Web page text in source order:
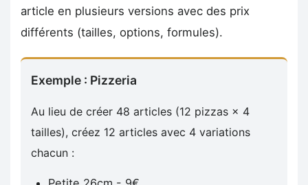
article en plusieurs versions avec des prix
différents (tailles, options, formules).
Exemple : Pizzeria
Au lieu de créer 48 articles (12 pizzas × 4
tailles), créez 12 articles avec 4 variations
chacun :